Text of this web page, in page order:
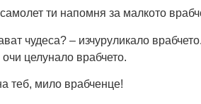
ти напомня за малкото
чудеса? – изчуруликало врабчето.
целунало врабчето.
теб, мило врабченце!